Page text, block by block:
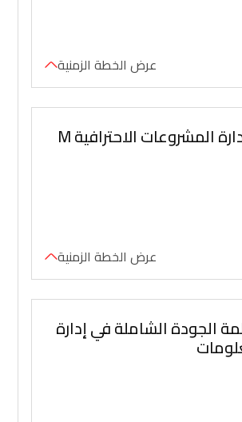
عرض الخطة الزمنية
تخطيط وإدارة المشروعات الاحترافية M
عرض الخطة الزمنية
الجودة الشاملة في إدارة